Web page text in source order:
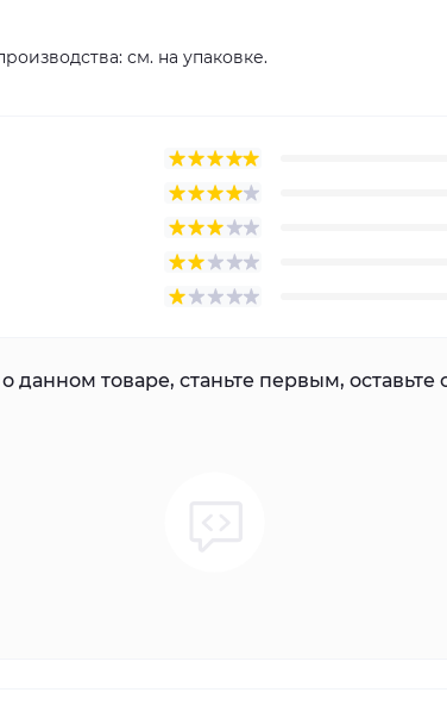
см. на упаковке.
данном товаре, станьте первым, оставьте